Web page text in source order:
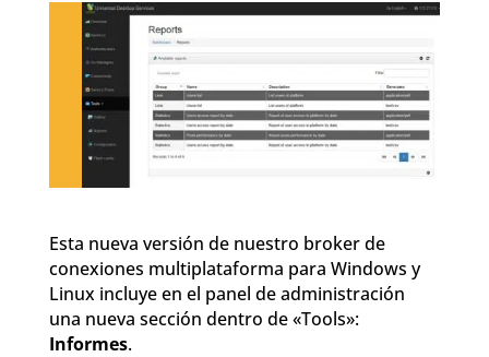
Esta nueva versión de nuestro broker de
conexiones multiplataforma para Windows y
Linux incluye en el panel de administración
una nueva sección dentro de «Tools»:
Informes.